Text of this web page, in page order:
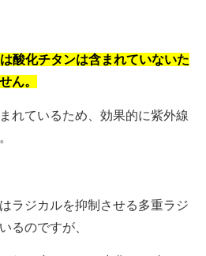
酸化チタンは含まれていないた
ん。
れているため、効果的に紫外線
ラジカルを抑制させる多重ラジ
るのですが、